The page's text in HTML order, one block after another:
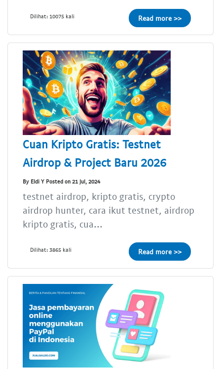
Dilihat: 10075 kali Read more >>
Cuan Kripto Gratis: Testnet
Airdrop & Project Baru 2026
By Eldi Y Posted on 21 Jul, 2024
testnet airdrop, kripto gratis, crypto
airdrop hunter, cara ikut testnet, airdrop
kripto gratis, cua...
Dilihat: 3865 kali Read more >>